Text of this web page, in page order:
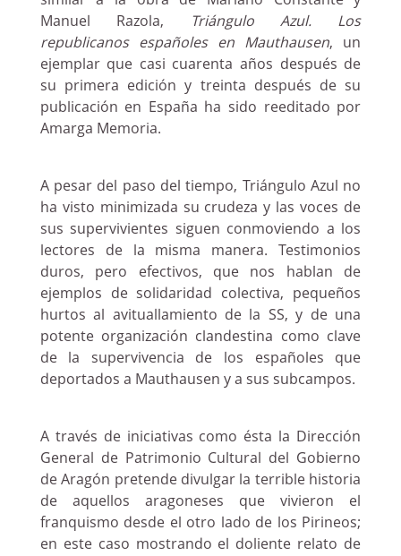
Manuel Razola,
Triángulo Azul. Los
republicanos españoles en Mauthausen, un
ejemplar que casi cuarenta años después de
su primera edición y treinta después de su
publicación en España ha sido reeditado por
Amarga Memoria.
A pesar del paso del tiempo, Triángulo Azul no
ha visto minimizada su crudeza y las voces de
sus supervivientes siguen conmoviendo a los
lectores de la misma manera. Testimonios
duros, pero efectivos, que nos hablan de
ejemplos de solidaridad colectiva, pequeños
hurtos al avituallamiento de la SS, y de una
potente organización clandestina como clave
de la supervivencia de los españoles que
deportados a Mauthausen y a sus subcampos.
A través de iniciativas como ésta la Dirección
General de Patrimonio Cultural del Gobierno
de Aragón pretende divulgar la terrible historia
de aquellos aragoneses que vivieron el
franquismo desde el otro lado de los Pirineos;
en este caso mostrando el doliente relato de